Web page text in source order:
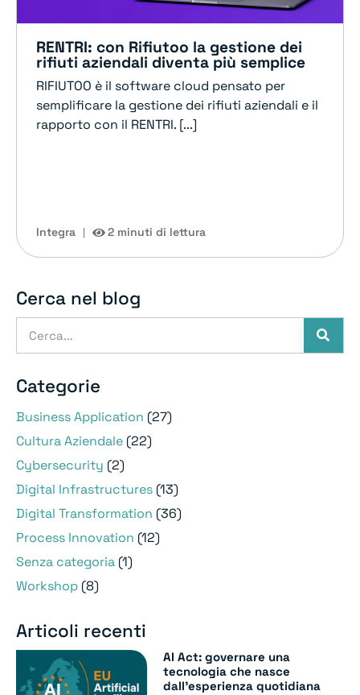
RENTRI: con Rifiutoo la gestione dei
rifiuti aziendali diventa più semplice
RIFIUTOO è il software cloud pensato per
semplificare la gestione dei rifiuti aziendali e il
rapporto con il RENTRI. [...]
Integra 2 minuti di lettura
Cerca nel blog
Categorie
Business Application (27)
Cultura Aziendale (22)
Cybersecurity (2)
Digital Infrastructures (13)
Digital Transformation (36)
Process Innovation (12)
Senza categoria (1)
Workshop (8)
Articoli recenti
AI Act: governare una
tecnologia che nasce
dall’esperienza quotidiana